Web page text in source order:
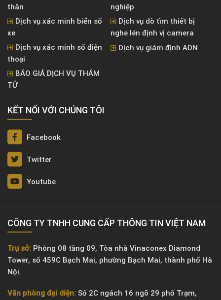
thân
nghiệp
Dịch vụ xác minh biển số
xe
Dịch vụ dò tìm thiết bị
nghe lén định vị camera
Dịch vụ xác minh số điện
thoại
Dịch vụ giám định ADN
BÁO GIÁ DỊCH VỤ THÁM
TỬ
KẾT NỐI VỚI CHÚNG TÔI
Facebook
Twitter
Youtube
CÔNG TY TNHH CUNG CẤP THÔNG TIN VIỆT NAM
Trụ sở: Phòng 08 tầng 09, Tòa nhà Vinaconex Diamond
Tower, số 459C Bạch Mai, phường Bạch Mai, thành phố Hà
Nội.
Văn phòng đại diện: Số 2C ngách 16 ngõ 29 phố Trạm,